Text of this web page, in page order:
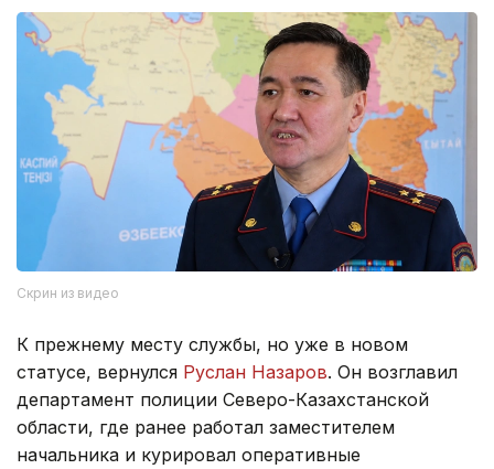
Скрин из видео
К прежнему месту службы, но уже в новом
статусе, вернулся Руслан Назаров. Он возглавил
департамент полиции Северо-Казахстанской
области, где ранее работал заместителем
начальника и курировал оперативные